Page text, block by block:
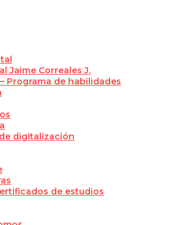
Jaime Correales J.
Programa de habilidades
digitalización
de estudios